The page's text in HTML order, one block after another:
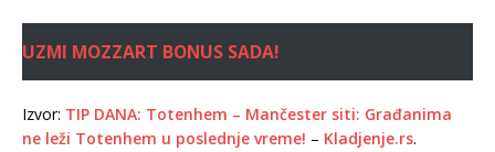
UZMI MOZZART BONUS SADA!
Izvor: TIP DANA: Totenhem – Mančester siti: Građanima
ne leži Totenhem u poslednje vreme! – Kladjenje.rs.